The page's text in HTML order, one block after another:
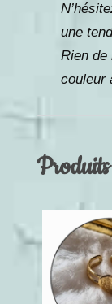
une
Rien de
couleur